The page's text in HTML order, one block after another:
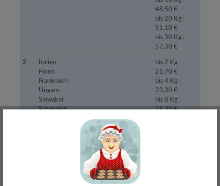
48,50 €
bis 20 Kg |
51,10 €
bis 30 Kg |
57,30 €
2
Italien
Polen
Frankreich
Ungarn
Slowakei
Slowenien
bis 2 Kg |
21,70 €
bis 4 Kg |
23,30 €
bis 8 Kg |
26,30 €